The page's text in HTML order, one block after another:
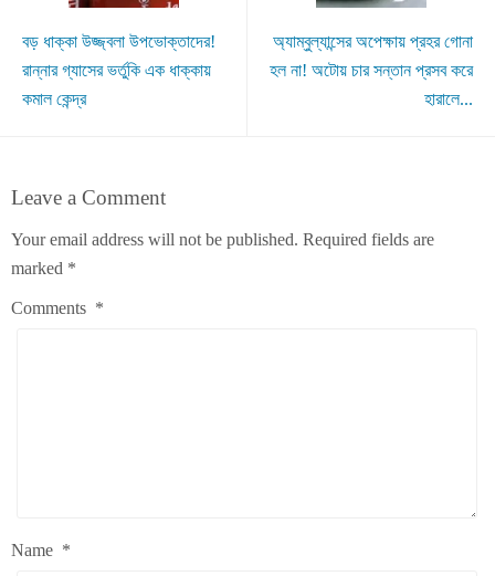
বড় ধাক্কা উজ্জ্বলা উপভোক্তাদের!
রান্নার গ্যাসের ভর্তুকি এক ধাক্কায়
কমাল কেন্দ্র
অ্যাম্বুল্যান্সের অপেক্ষায় প্রহর গোনা
হল না! অটোয় চার সন্তান প্রসব করে
হারালে...
Leave a Comment
Your email address will not be published. Required fields are
marked *
Comments *
Name *